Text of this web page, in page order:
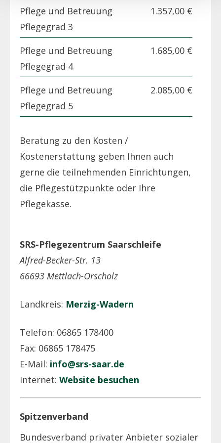
Pflege und Betreuung
Pflegegrad 3
1.357,00 €
Pflege und Betreuung
Pflegegrad 4
1.685,00 €
Pflege und Betreuung
Pflegegrad 5
2.085,00 €
Beratung zu den Kosten /
Kostenerstattung geben Ihnen auch
gerne die teilnehmenden Einrichtungen,
die Pflegestützpunkte oder Ihre
Pflegekasse.
SRS-Pflegezentrum Saarschleife
Alfred-Becker-Str. 13
66693 Mettlach-Orscholz
Landkreis: Merzig-Wadern
Telefon: 06865 178400
Fax: 06865 178475
E-Mail: info@srs-saar.de
Internet: Website besuchen
Spitzenverband
Bundesverband privater Anbieter sozialer